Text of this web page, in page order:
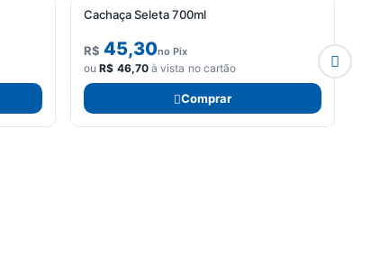
Cachaça Seleta 700ml
R$ 45,30no Pix
ouR$ 46,70à vista no cartão
Comprar